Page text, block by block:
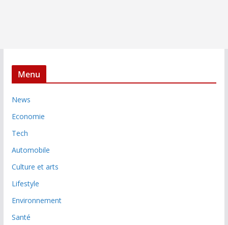
Menu
News
Economie
Tech
Automobile
Culture et arts
Lifestyle
Environnement
Santé